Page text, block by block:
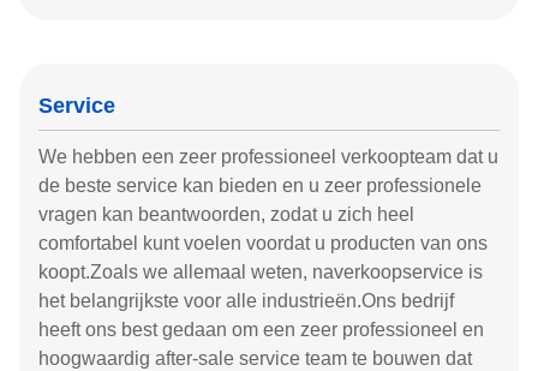
Service
We hebben een zeer professioneel verkoopteam dat u
de beste service kan bieden en u zeer professionele
vragen kan beantwoorden, zodat u zich heel
comfortabel kunt voelen voordat u producten van ons
koopt.Zoals we allemaal weten, naverkoopservice is
het belangrijkste voor alle industrieën.Ons bedrijf
heeft ons best gedaan om een zeer professioneel en
hoogwaardig after-sale service team te bouwen dat